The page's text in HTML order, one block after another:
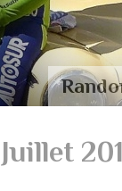
Juillet